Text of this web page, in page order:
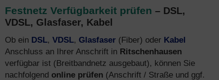
Festnetz Verfügbarkeit prüfen – DSL,
VDSL, Glasfaser, Kabel
Ob ein DSL, VDSL, Glasfaser (Fiber) oder Kabel
Anschluss an Ihrer Anschrift in Ritschenhausen
verfügbar ist (Breitbandnetz ausgebaut), können Sie
nachfolgend online prüfen (Anschrift / Straße und ggf.